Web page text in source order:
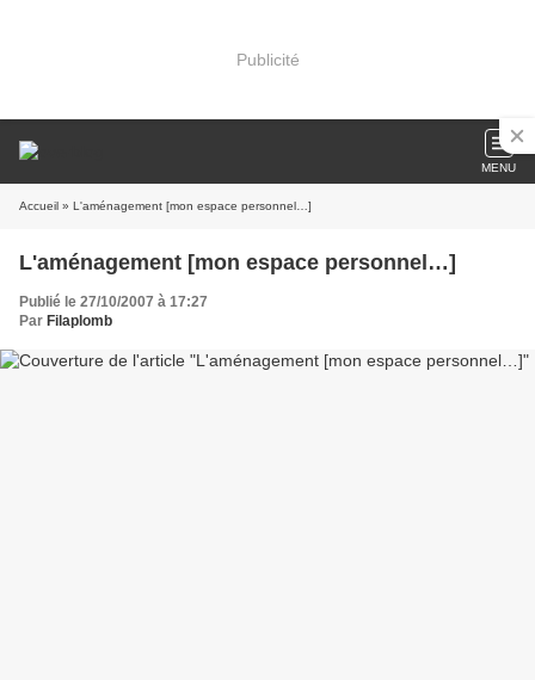
Publicité
MENU
Accueil » L'aménagement [mon espace personnel…]
L'aménagement [mon espace personnel…]
Publié le 27/10/2007 à 17:27
Par Filaplomb